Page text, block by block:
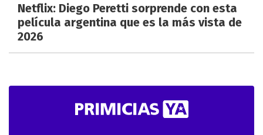
Netflix: Diego Peretti sorprende con esta
película argentina que es la más vista de
2026